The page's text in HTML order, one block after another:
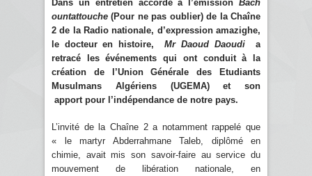
Dans un entretien accordé à l’émission Bach
ountattouche (Pour ne pas oublier) de la Chaîne
2 de la Radio nationale, d’expression amazighe,
le docteur en histoire,Mr Daoud Daoudia
retracé les événements qui ont conduit à la
création de l’Union Générale des Etudiants
Musulmans Algériens (UGEMA) et son
apport pour l’indépendance de notre pays.
L’invité de la Chaîne 2 a notamment rappelé que
« le martyr Abderrahmane Taleb, diplômé en
chimie, avait mis son savoir-faire au service du
mouvement de libération nationale, en